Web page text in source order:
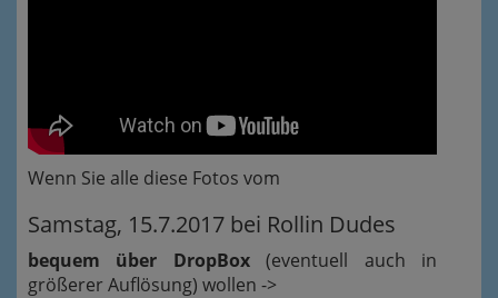
Wenn Sie alle diese Fotos vom
Samstag, 15.7.2017 bei Rollin Dudes
bequem über DropBox(eventuell auch in
größerer Auflösung) wollen ->